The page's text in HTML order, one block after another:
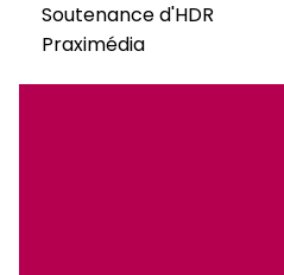
Soutenance d'HDR
Praximédia